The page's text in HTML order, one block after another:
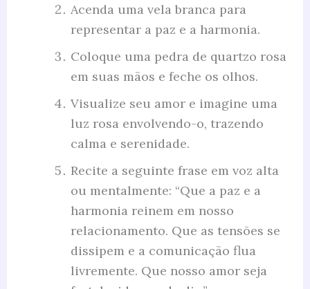
Acenda uma vela branca para
representar a paz e a harmonia.
Coloque uma pedra de quartzo rosa
em suas mãos e feche os olhos.
Visualize seu amor e imagine uma
luz rosa envolvendo-o, trazendo
calma e serenidade.
Recite a seguinte frase em voz alta
ou mentalmente: “Que a paz e a
harmonia reinem em nosso
relacionamento. Que as tensões se
dissipem e a comunicação flua
livremente. Que nosso amor seja